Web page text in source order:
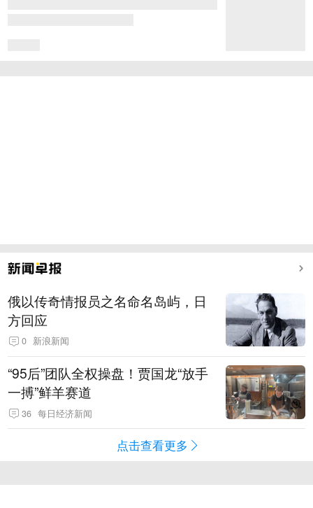
俄以传奇情报员之名命名岛屿，日
方回应
0 新浪新闻
“95后”团队全权操盘！贾国龙“放手
一搏”鲜羊赛道
36 每日经济新闻
点击查看更多